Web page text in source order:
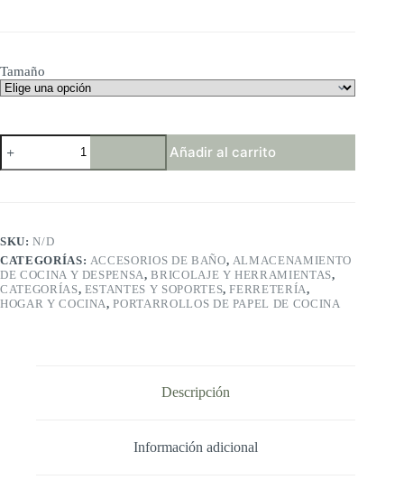
Tamaño
RTZEN
Toallero
Decorativo
Añadir al carrito
SKU:N/D
CATEGORÍAS: ACCESORIOS DE BAÑO, ALMACENAMIENTO
DE COCINA Y DESPENSA,BRICOLAJE Y HERRAMIENTAS,
CATEGORÍAS, ESTANTES Y SOPORTES,FERRETERÍA,
HOGAR Y COCINA,PORTARROLLOS DE PAPEL DE COCINA
Descripción
Información adicional